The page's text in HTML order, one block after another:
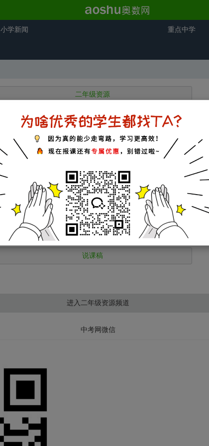
小学新闻 重点中学
二年级资源
二年级奥数题
进入二年级试题频道
教案
说课稿
进入二年级资源频道
中考网微信